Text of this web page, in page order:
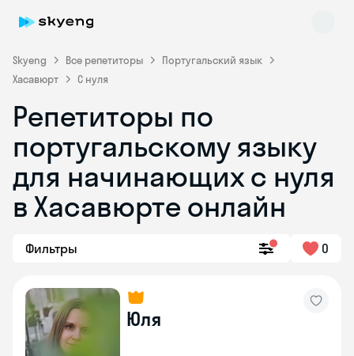
Skyeng Все репетиторы
Португальский язык
Хасавюрт
С нуля
Репетиторы по
португальскому языку
для начинающих с нуля
в Хасавюрте онлайн
Фильтры 0
Юля
Skyeng Chat